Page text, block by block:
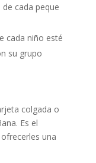
cada peque
cada niño esté
su grupo
colgada o
Es el
una